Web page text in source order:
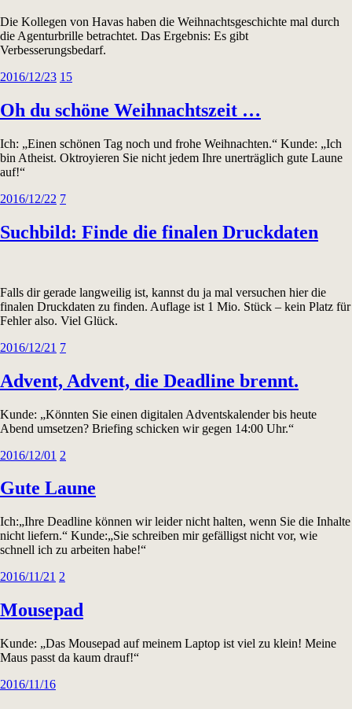
Die Kollegen von Havas haben die Weihnachtsgeschichte mal durch
die Agenturbrille betrachtet. Das Ergebnis: Es gibt
Verbesserungsbedarf.
2016/12/23 15
Oh du schöne Weihnachtszeit …
Ich: „Einen schönen Tag noch und frohe Weihnachten.“ Kunde: „Ich
bin Atheist. Oktroyieren Sie nicht jedem Ihre unerträglich gute Laune
auf!“
2016/12/22 7
Suchbild: Finde die finalen Druckdaten
Falls dir gerade langweilig ist, kannst du ja mal versuchen hier die
finalen Druckdaten zu finden. Auflage ist 1 Mio. Stück – kein Platz für
Fehler also. Viel Glück.
2016/12/21 7
Advent, Advent, die Deadline brennt.
Kunde: „Könnten Sie einen digitalen Adventskalender bis heute
Abend umsetzen? Briefing schicken wir gegen 14:00 Uhr.“
2016/12/01 2
Gute Laune
Ich:„Ihre Deadline können wir leider nicht halten, wenn Sie die Inhalte
nicht liefern.“ Kunde:„Sie schreiben mir gefälligst nicht vor, wie
schnell ich zu arbeiten habe!“
2016/11/21 2
Mousepad
Kunde: „Das Mousepad auf meinem Laptop ist viel zu klein! Meine
Maus passt da kaum drauf!“
2016/11/16